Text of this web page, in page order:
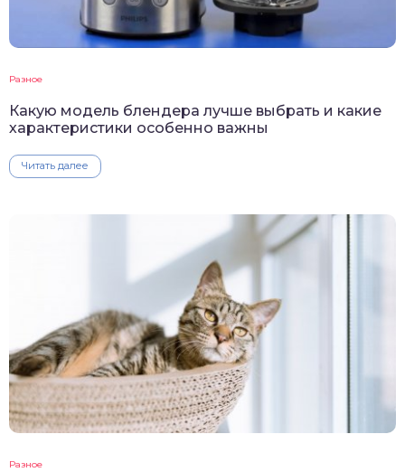
Разное
Какую модель блендера лучше выбрать и какие
характеристики особенно важны
Читать далее
Разное